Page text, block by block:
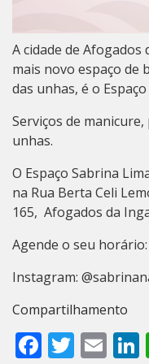
A cidade de
mais novo espaço de
das unhas, é o
Serviços de
unhas.
O Espaço Sabrina
na Rua Berta Celi
165, Afogados da
Agende o seu horário:
Instagram:
Compartilhamento